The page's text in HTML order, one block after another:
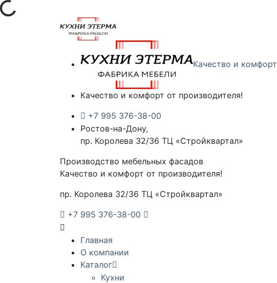
Качество и комфорт
Качество и комфорт от производителя!
+7 995 376-38-00
Ростов-на-Дону,
пр. Королева 32/36 ТЦ «Стройквартал»
Производство мебельных фасадов
Качество и комфорт от производителя!
пр. Королева 32/36 ТЦ «Стройквартал»
+7 995 376-38-00
Главная
О компании
Каталог
Кухни